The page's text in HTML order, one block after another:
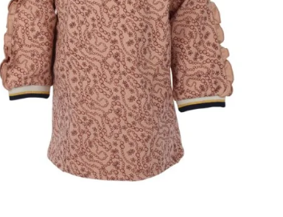
COLOR KIDS DĚTSKÉ SANDÁLY PINK
LEMONADE
299 Kč